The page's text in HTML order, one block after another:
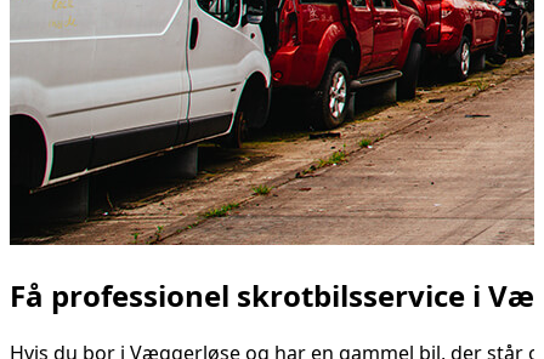
Få professionel skrotbilsservice i
Hvis du bor i Væggerløse og har en gammel bil, der står